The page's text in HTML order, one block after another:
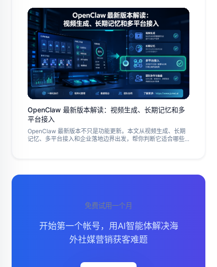
OpenClaw 最新版本解读：视频生成、长期记忆和多
平台接入
OpenClaw 最新版本不只是功能更新。本文从视频生成、长期
记忆、多平台接入和企业落地边界出发，帮你判断它适合哪些
免费试用一个月
开始第一个帐号，用AI智能体解决海
外社媒营销获客难题